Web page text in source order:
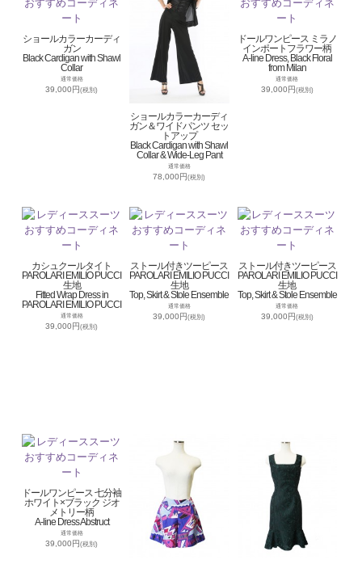
ショールカラーカーディ
ガン
Black Cardigan with Shawl
Collar
通常価格
39,000円(税別)
ショールカラーカーディ
ガン＆ワイドパンツ セッ
トアップ
Black Cardigan with Shawl
Collar & Wide-Leg Pant
通常価格
78,000円(税別)
ドールワンピース ミラノ
インポートフラワー柄
A-line Dress, Black Floral
from Milan
通常価格
39,000円(税別)
カシュクールタイト
PAROLARI EMILIO PUCCI
生地
Fitted Wrap Dress in
PAROLARI EMILIO PUCCI
通常価格
39,000円(税別)
ストール付きツーピース
PAROLARI EMILIO PUCCI
生地
Top, Skirt & Stole Ensemble
通常価格
39,000円(税別)
ストール付きツーピース
PAROLARI EMILIO PUCCI
生地
Top, Skirt & Stole Ensemble
通常価格
39,000円(税別)
ドールワンピース 七分袖
ホワイト×ブラック ジオ
メトリー柄
A-line Dress Abstruct
通常価格
39,000円(税別)